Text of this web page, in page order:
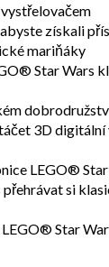
získali
mariňáky
Star Wars
3D digitální
LEGO®
si
Star